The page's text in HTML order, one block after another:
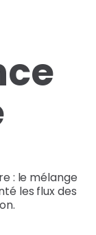
: le mélange
les flux des